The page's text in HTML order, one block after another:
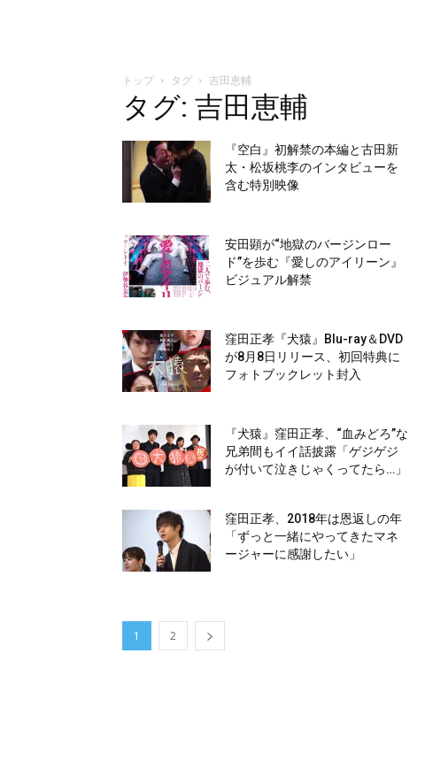
トップ タグ 吉田恵輔
タグ: 吉田恵輔
『空白』初解禁の本編と古田新
太・松坂桃李のインタビューを
含む特別映像
安田顕が“地獄のバージンロー
ド”を歩む『愛しのアイリーン』
ビジュアル解禁
窪田正孝『犬猿』Blu-ray＆DVD
が8月8日リリース、初回特典に
フォトブックレット封入
『犬猿』窪田正孝、“血みどろ”な
兄弟間もイイ話披露「ゲジゲジ
が付いて泣きじゃくってたら…」
窪田正孝、2018年は恩返しの年
「ずっと一緒にやってきたマネ
ージャーに感謝したい」
1 2